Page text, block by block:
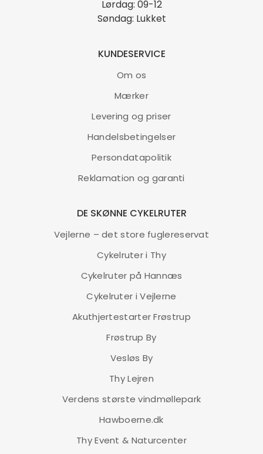
robuste materialer og feminint design hånd i hånd.
Norden Oscar – 20″ – Grøn
Oscar er moderne nostalgi til den urbane dreng. Her går
robuste materialer og stilrent design hånd i hånd.
Principia A2.7 – Grå – 13″
Principia MTB Alu er adrenalinfremmende og solide
mountainbikes. Med teknologi fra toppen af
modelprogrammet er MTB Alu som skabt til at køre
skovbunden tynd. MTB Alu er klar til det hele, om du er til
Lørdag: 09-12
Søndag: Lukket
KUNDESERVICE
Om os
Mærker
Levering og priser
Handelsbetingelser
Persondatapolitik
Reklamation og garanti
DE SKØNNE CYKELRUTER
Vejlerne – det store fuglereservat
Cykelruter i Thy
Cykelruter på Hannæs
Cykelruter i Vejlerne
Akuthjertestarter Frøstrup
Frøstrup By
Vesløs By
Thy Lejren
Verdens største vindmøllepark
Hawboerne.dk
Thy Event & Naturcenter